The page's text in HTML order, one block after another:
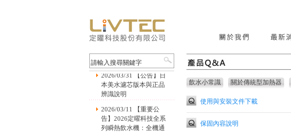
務維修費用異動公告
2026/03/31 【公告】日
本美水濾芯版本與正品
辨識說明
2026/03/11 【重要公
告】2026定曜科技全系
列瞬熱飲水機：全機通
飲水小常識 關於傳統型加熱器
使用與安裝文件下載
保固內容說明